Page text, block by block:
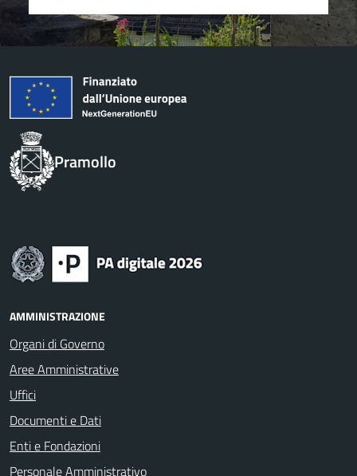
Pramollo
AMMINISTRAZIONE
Organi di Governo
Aree Amministrative
Uffici
Documenti e Dati
Enti e Fondazioni
Personale Amministrativo